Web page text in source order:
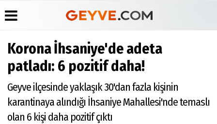
Üye Paneli
Haber
Arşivi
Günün
Haberleri
Anketler
Biyografiler
Köşe
Yazarları
Video
Galeri
Foto
Medyabar.com
İletişim
Korona İhsaniye'de adeta
patladı: 6 pozitif daha!
Geyve ilçesinde yaklaşık 30'dan fazla kişinin
karantinaya alındığı İhsaniye Mahallesi'nde temaslı
olan 6 kişi daha pozitif çıktı